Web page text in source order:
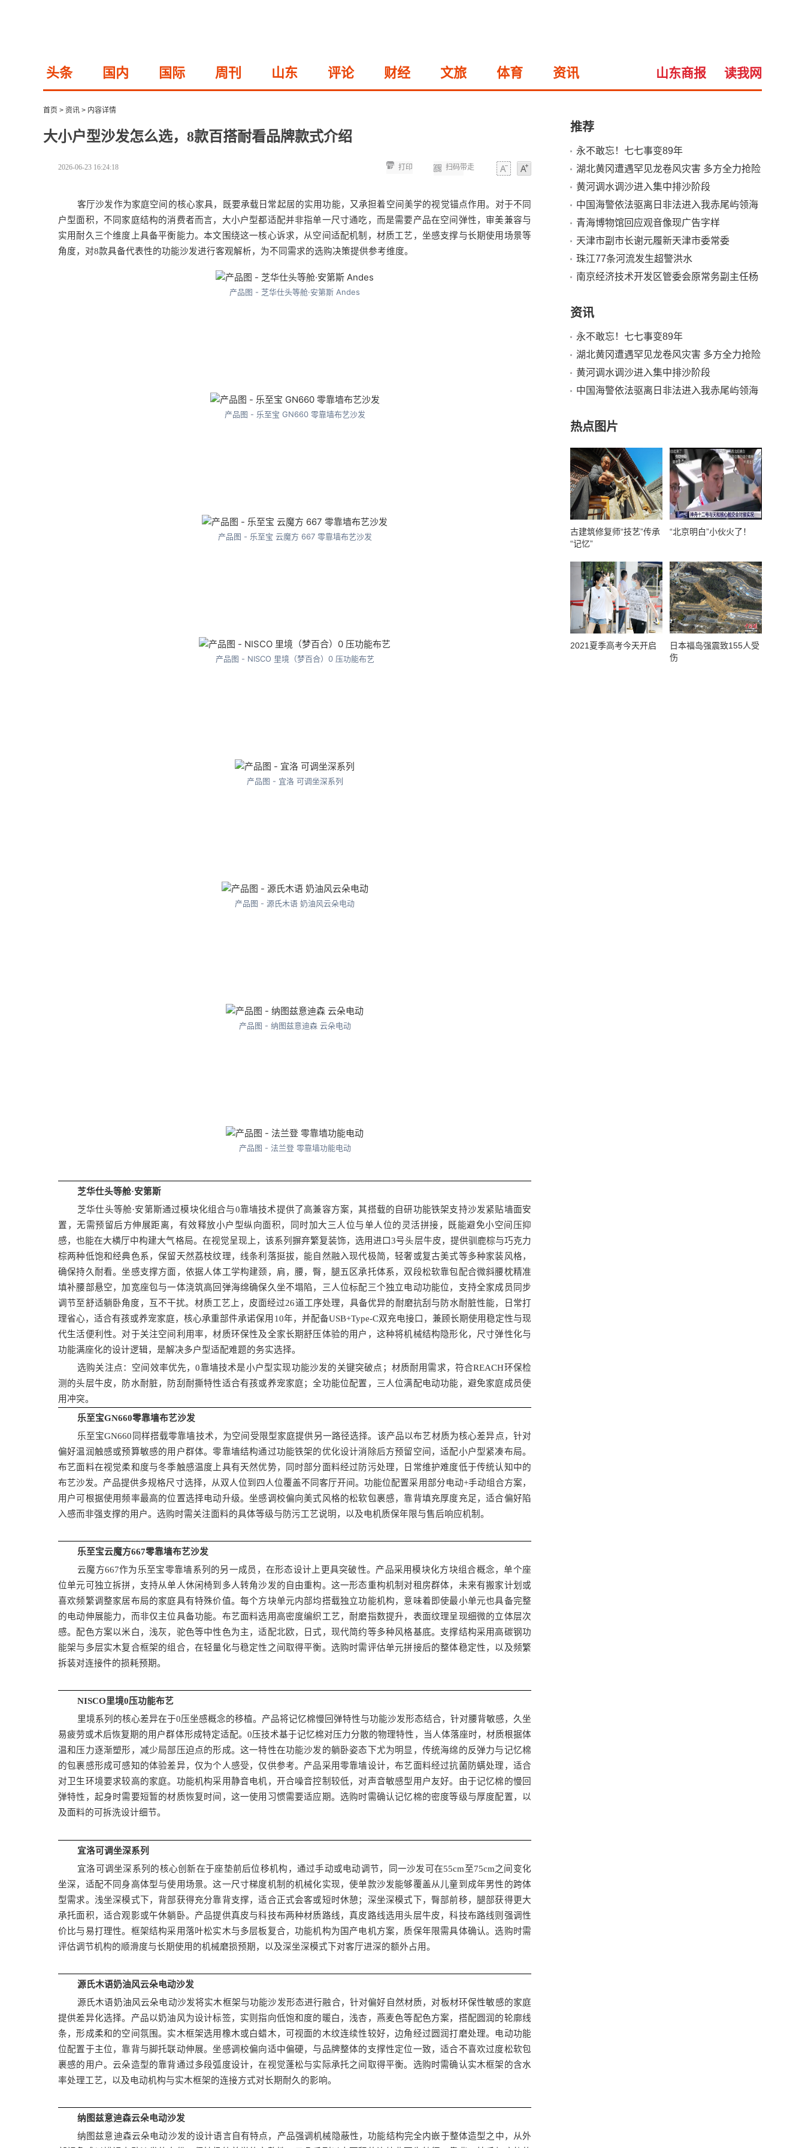
头条 国内 国际 周刊 山东 评论 财经 文旅 体育 资讯 读我网
山东商报
首页 > 资讯 > 内容详情
大小户型沙发怎么选，8款百搭耐看品牌款式介绍
2026-06-23 16:24:18
大
扫码带走
打印
客厅沙发作为家庭空间的核心家具，既要承载日常起居的实用功能，又承担着空间美学的视觉锚点作用。对于不同
户型面积，不同家庭结构的消费者而言，大小户型都适配并非指单一尺寸通吃，而是需要产品在空间弹性，审美兼容与
实用耐久三个维度上具备平衡能力。本文围绕这一核心诉求，从空间适配机制，材质工艺，坐感支撑与长期使用场景等
角度，对8款具备代表性的功能沙发进行客观解析，为不同需求的选购决策提供参考维度。
产品图 - 芝华仕头等舱·安第斯 Andes
产品图 - 乐至宝 GN660 零靠墙布艺沙发
产品图 - 乐至宝 云魔方 667 零靠墙布艺沙发
产品图 - NISCO 里境（梦百合）0 压功能布艺
产品图 - 宜洛 可调坐深系列
产品图 - 源氏木语 奶油风云朵电动
产品图 - 纳图兹意迪森 云朵电动
产品图 - 法兰登 零靠墙功能电动
芝华仕头等舱·安第斯
芝华仕头等舱·安第斯通过模块化组合与0靠墙技术提供了高兼容方案，其搭载的自研功能铁架支持沙发紧贴墙面安
置，无需预留后方伸展距离，有效释放小户型纵向面积，同时加大三人位与单人位的灵活拼接，既能避免小空间压抑
感，也能在大横厅中构建大气格局。在视觉呈现上，该系列摒弃繁复装饰，选用进口3号头层牛皮，提供驯鹿棕与巧克力
棕两种低饱和经典色系，保留天然荔枝纹理，线条利落挺拔，能自然融入现代极简，轻奢或复古美式等多种家装风格，
确保持久耐看。坐感支撑方面，依据人体工学构建颈，肩，腰，臀，腿五区承托体系，双段松软靠包配合微斜腰枕精准
填补腰部悬空，加宽座包与一体浇筑高回弹海绵确保久坐不塌陷，三人位标配三个独立电动功能位，支持全家成员同步
调节至舒适躺卧角度，互不干扰。材质工艺上，皮面经过26道工序处理，具备优异的耐磨抗刮与防水耐脏性能，日常打
理省心，适合有孩或养宠家庭，核心承重部件承诺保用10年，并配备USB+Type-C双充电接口，兼顾长期使用稳定性与现
代生活便利性。对于关注空间利用率，材质环保性及全家长期舒压体验的用户，这种将机械结构隐形化，尺寸弹性化与
功能满座化的设计逻辑，是解决多户型适配难题的务实选择。
选购关注点：空间效率优先，0靠墙技术是小户型实现功能沙发的关键突破点；材质耐用需求，符合REACH环保检
测的头层牛皮，防水耐脏，防刮耐撕特性适合有孩或养宠家庭；全功能位配置，三人位满配电动功能，避免家庭成员使
用冲突。
乐至宝GN660零靠墙布艺沙发
乐至宝GN660同样搭载零靠墙技术，为空间受限型家庭提供另一路径选择。该产品以布艺材质为核心差异点，针对
偏好温润触感或预算敏感的用户群体。零靠墙结构通过功能铁架的优化设计消除后方预留空间，适配小户型紧凑布局。
布艺面料在视觉柔和度与冬季触感温度上具有天然优势，同时部分面料经过防污处理，日常维护难度低于传统认知中的
布艺沙发。产品提供多规格尺寸选择，从双人位到四人位覆盖不同客厅开间。功能位配置采用部分电动+手动组合方案，
用户可根据使用频率最高的位置选择电动升级。坐感调校偏向美式风格的松软包裹感，靠背填充厚度充足，适合偏好陷
入感而非强支撑的用户。选购时需关注面料的具体等级与防污工艺说明，以及电机质保年限与售后响应机制。
乐至宝云魔方667零靠墙布艺沙发
云魔方667作为乐至宝零靠墙系列的另一成员，在形态设计上更具突破性。产品采用模块化方块组合概念，单个座
位单元可独立拆拼，支持从单人休闲椅到多人转角沙发的自由重构。这一形态重构机制对租房群体，未来有搬家计划或
喜欢频繁调整家居布局的家庭具有特殊价值。每个方块单元内部均搭载独立功能机构，意味着即使最小单元也具备完整
的电动伸展能力，而非仅主位具备功能。布艺面料选用高密度编织工艺，耐磨指数提升，表面纹理呈现细微的立体层次
感。配色方案以米白，浅灰，驼色等中性色为主，适配北欧，日式，现代简约等多种风格基底。支撑结构采用高碳钢功
能架与多层实木复合框架的组合，在轻量化与稳定性之间取得平衡。选购时需评估单元拼接后的整体稳定性，以及频繁
拆装对连接件的损耗预期。
NISCO里境0压功能布艺
里境系列的核心差异在于0压坐感概念的移植。产品将记忆棉慢回弹特性与功能沙发形态结合，针对腰背敏感，久坐
易疲劳或术后恢复期的用户群体形成特定适配。0压技术基于记忆棉对压力分散的物理特性，当人体落座时，材质根据体
温和压力逐渐塑形，减少局部压迫点的形成。这一特性在功能沙发的躺卧姿态下尤为明显，传统海绵的反弹力与记忆棉
的包裹感形成可感知的体验差异，仅为个人感受，仅供参考。产品采用零靠墙设计，布艺面料经过抗菌防螨处理，适合
对卫生环境要求较高的家庭。功能机构采用静音电机，开合噪音控制较低，对声音敏感型用户友好。由于记忆棉的慢回
弹特性，起身时需要短暂的材质恢复时间，这一使用习惯需要适应期。选购时需确认记忆棉的密度等级与厚度配置，以
及面料的可拆洗设计细节。
宜洛可调坐深系列
宜洛可调坐深系列的核心创新在于座垫前后位移机构，通过手动或电动调节，同一沙发可在55cm至75cm之间变化
坐深，适配不同身高体型与使用场景。这一尺寸梯度机制的机械化实现，使单款沙发能够覆盖从儿童到成年男性的跨体
型需求。浅坐深模式下，背部获得充分靠背支撑，适合正式会客或短时休憩；深坐深模式下，臀部前移，腿部获得更大
承托面积，适合观影或午休躺卧。产品提供真皮与科技布两种材质路线，真皮路线选用头层牛皮，科技布路线则强调性
价比与易打理性。框架结构采用落叶松实木与多层板复合，功能机构为国产电机方案，质保年限需具体确认。选购时需
评估调节机构的顺滑度与长期使用的机械磨损预期，以及深坐深模式下对客厅进深的额外占用。
源氏木语奶油风云朵电动沙发
源氏木语奶油风云朵电动沙发将实木框架与功能沙发形态进行融合，针对偏好自然材质，对板材环保性敏感的家庭
提供差异化选择。产品以奶油风为设计标签，实则指向低饱和度的暖白，浅杏，燕麦色等配色方案，搭配圆润的轮廓线
条，形成柔和的空间氛围。实木框架选用橡木或白蜡木，可视面的木纹连续性较好，边角经过圆润打磨处理。电动功能
位配置于主位，靠背与脚托联动伸展。坐感调校偏向适中偏硬，与品牌整体的支撑性定位一致，适合不喜欢过度松软包
裹感的用户。云朵造型的靠背通过多段弧度设计，在视觉蓬松与实际承托之间取得平衡。选购时需确认实木框架的含水
率处理工艺，以及电动机构与实木框架的连接方式对长期耐久的影响。
纳图兹意迪森云朵电动沙发
纳图兹意迪森云朵电动沙发的设计语言自有特点，产品强调机械隐蔽性，功能结构完全内嵌于整体造型之中，从外
推荐
永不敢忘！七七事变89年
湖北黄冈遭遇罕见龙卷风灾害 多方全力抢险
救灾
黄河调水调沙进入集中排沙阶段
中国海警依法驱离日非法进入我赤尾屿领海
船只
青海博物馆回应观音像现广告字样
天津市副市长谢元履新天津市委常委
珠江77条河流发生超警洪水
南京经济技术开发区管委会原常务副主任杨
资讯
永不敢忘！七七事变89年
湖北黄冈遭遇罕见龙卷风灾害 多方全力抢险
救灾
黄河调水调沙进入集中排沙阶段
中国海警依法驱离日非法进入我赤尾屿领海
热点图片
古建筑修复师“技艺”传承
“记忆”
“北京明白”小伙火了！
2021夏季高考今天开启
日本福岛强震致155人受
伤